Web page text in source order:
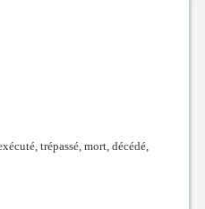
trépassé, mort, décédé,